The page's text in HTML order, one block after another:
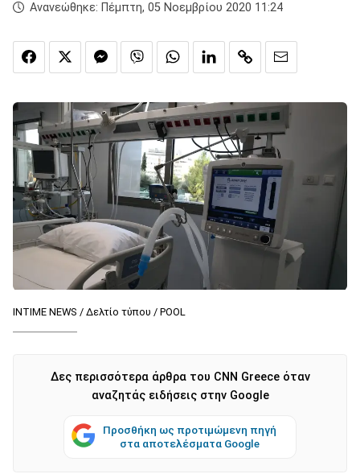
Ανανεώθηκε: Πέμπτη, 05 Νοεμβρίου 2020 11:24
INTIME NEWS / Δελτίο τύπου / POOL
Δες περισσότερα άρθρα του CNN Greece όταν
αναζητάς ειδήσεις στην Google
Προσθήκη ως προτιμώμενη πηγή
στα αποτελέσματα Google